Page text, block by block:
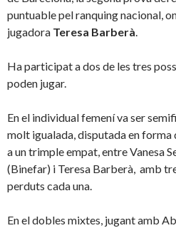
puntuable pel ranquing nacional,
jugadora Teresa Barberà.
Ha participat a dos de les tres
poden jugar.
En el individual femení va ser
molt igualada, disputada en forma
a un trimple empat, entre Vanesa
(Binefar) i Teresa Barberà, amb
perduts cada una.
En el dobles mixtes, jugant amb